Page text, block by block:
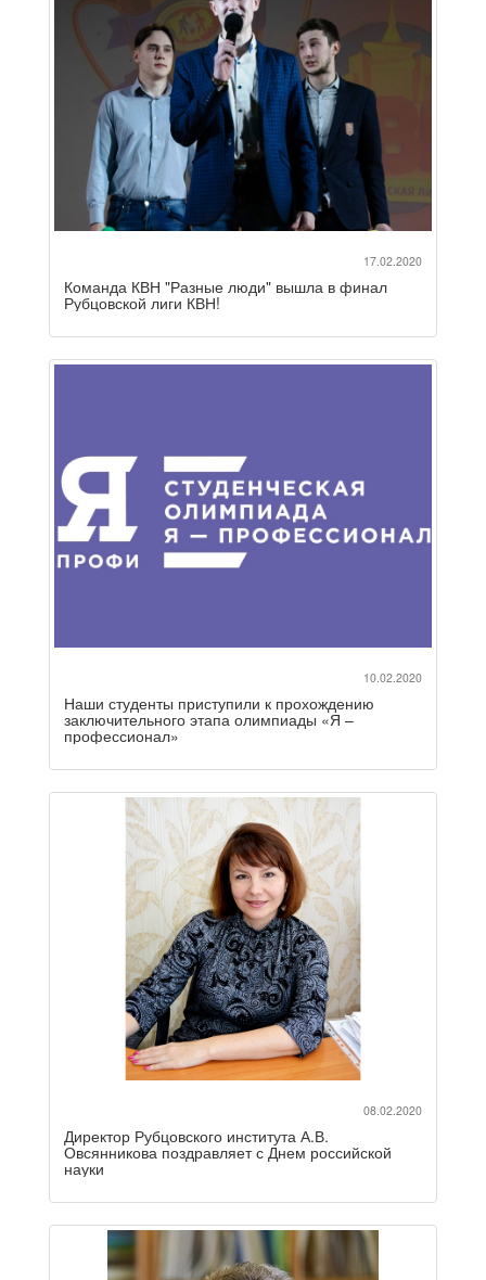
17.02.2020
Команда КВН "Разные люди" вышла в финал
Рубцовской лиги КВН!
10.02.2020
Наши студенты приступили к прохождению
заключительного этапа олимпиады «Я –
профессионал»
08.02.2020
Директор Рубцовского института А.В.
Овсянникова поздравляет с Днем российской
науки